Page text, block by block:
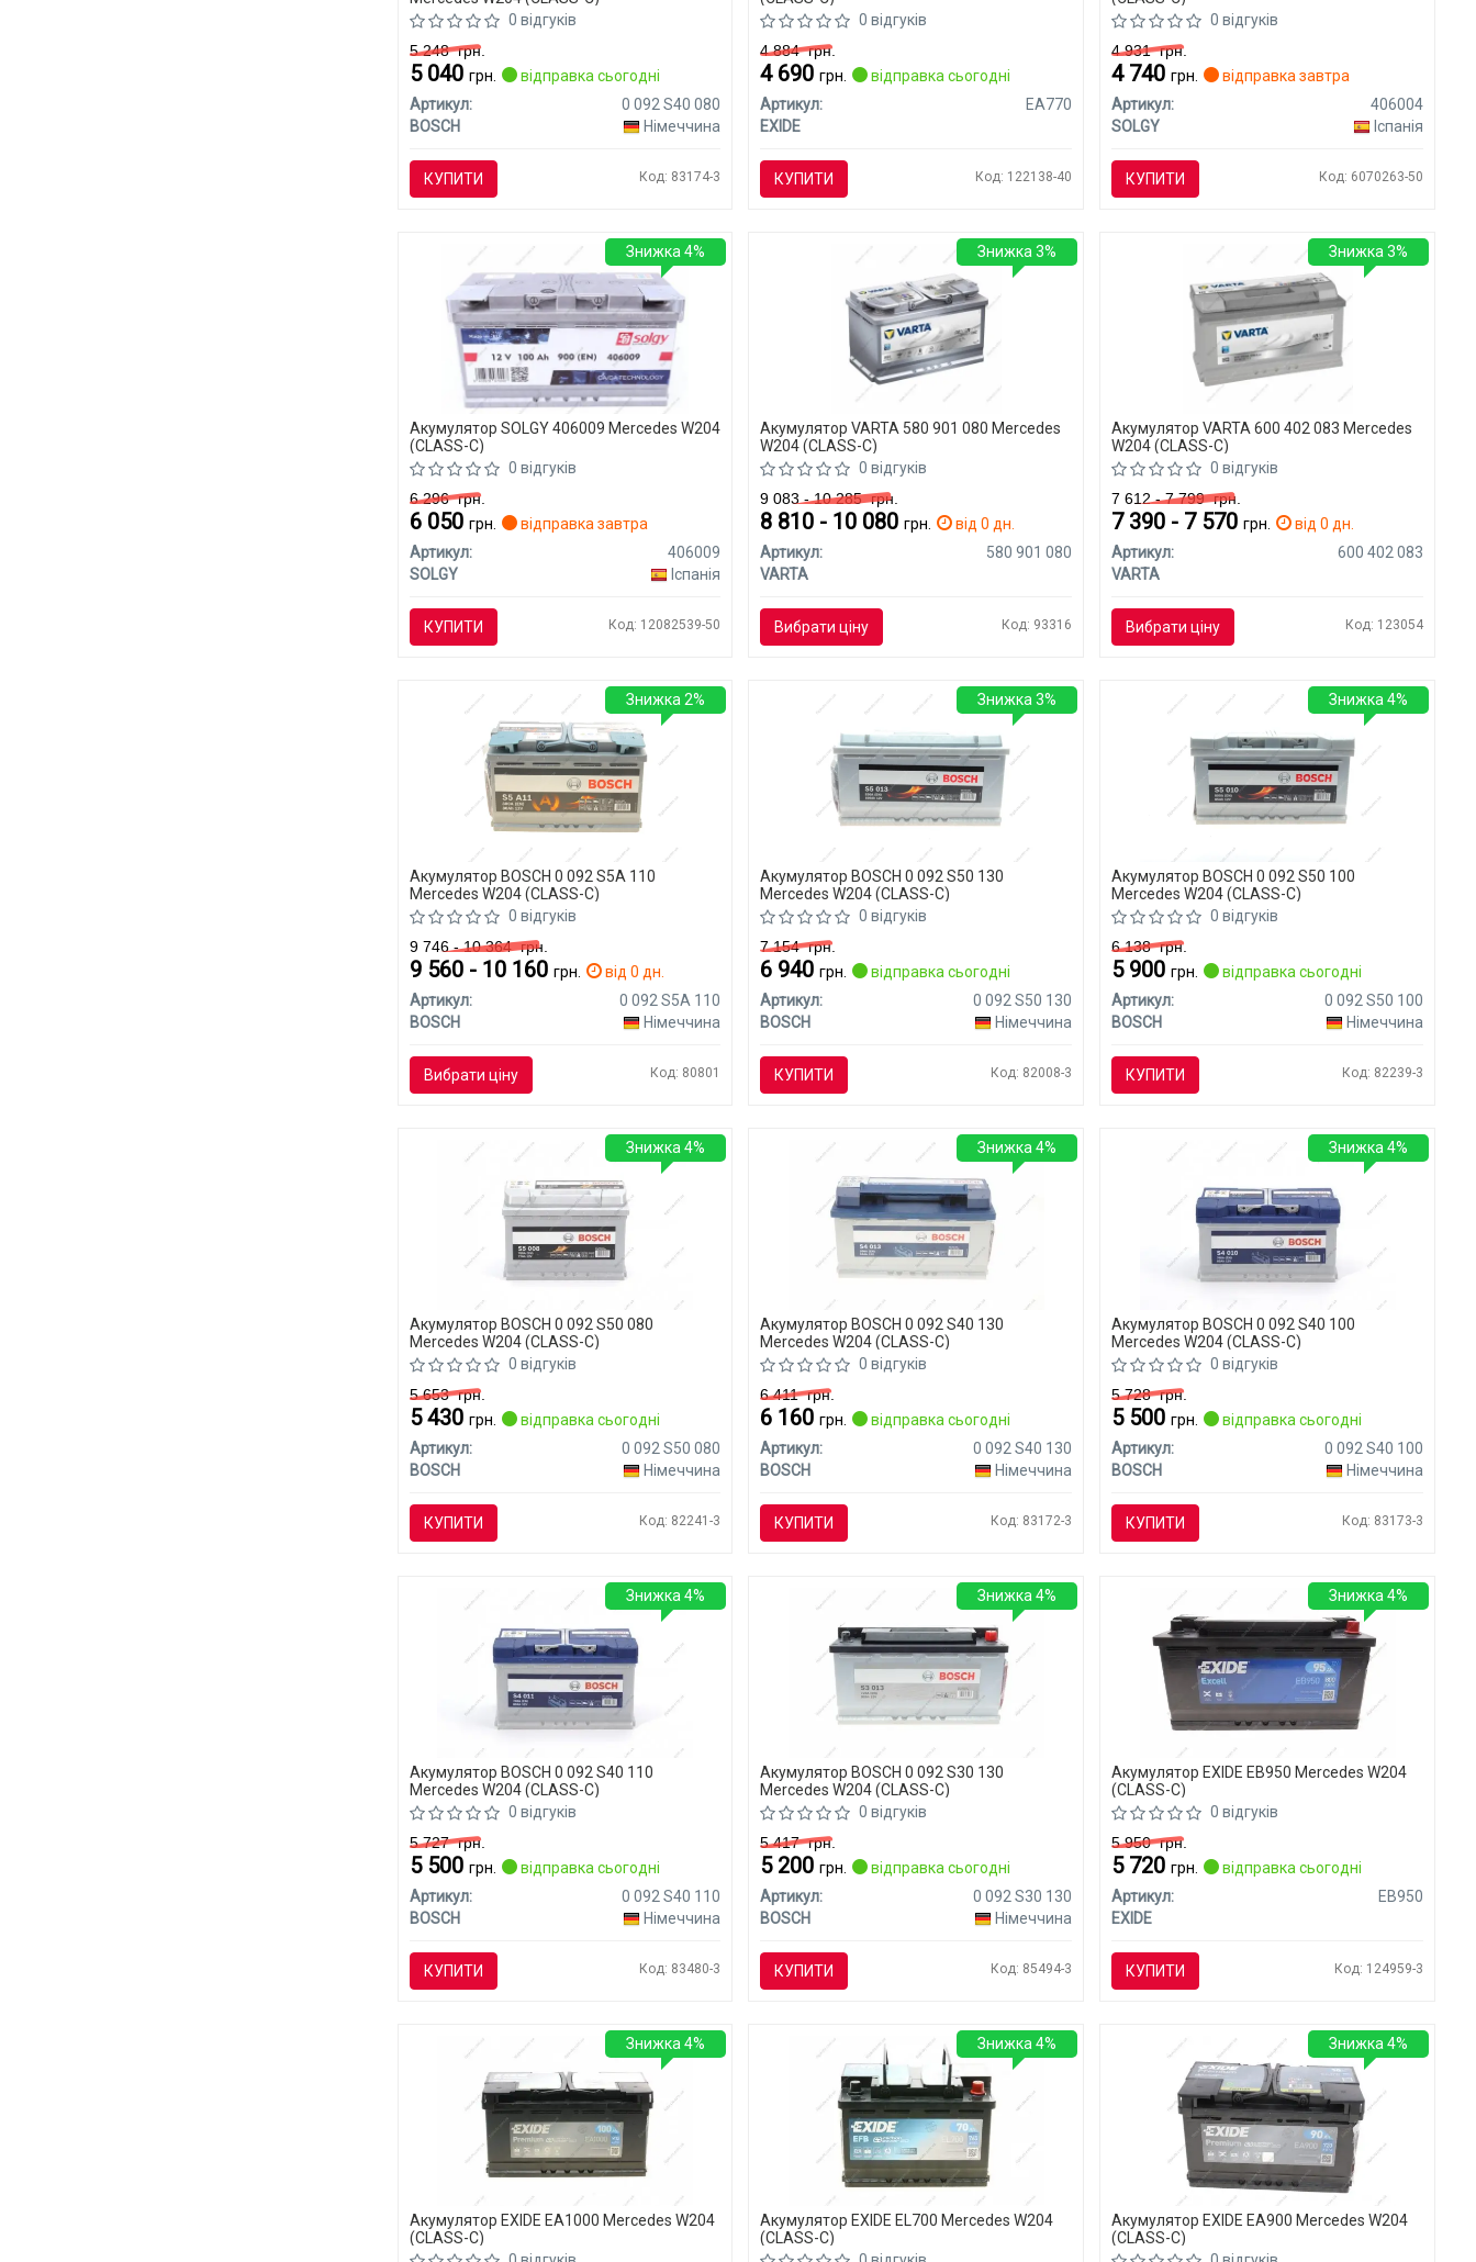
0 відгуків
5 248грн.
5 040 грн.
відправка сьогодні
Артикул:
0 092 S40 080
BOSCH
Німеччина
КУПИТИ Код: 83174-3
0 відгуків
4 884грн.
4 690грн.
відправка сьогодні
Артикул:
EA770
EXIDE
КУПИТИ Код: 122138-40
0 відгуків
4 931грн.
4 740грн.
відправка завтра
Артикул:
406004
SOLGY
Іспанія
КУПИТИ Код: 6070263-50
Акумулятор SOLGY 406009 Mercedes W204
(CLASS-C)
0 відгуків
6 296грн.
6 050 грн.
відправка завтра
Артикул:
406009
SOLGY
Іспанія
КУПИТИ Код: 12082539-50
Знижка 4%
Акумулятор VARTA 580 901 080 Mercedes
W204 (CLASS-C)
0 відгуків
9 083 - 10 285грн.
8 810 - 10 080грн.
від 0 дн.
Артикул:
580 901 080
VARTA
Вибрати ціну Код: 93316
Знижка 3%
Акумулятор VARTA 600 402 083 Mercedes
W204 (CLASS-C)
0 відгуків
7 612 - 7 799грн.
7 390 - 7 570грн.
від 0 дн.
Артикул:
600 402 083
VARTA
Вибрати ціну Код: 123054
Знижка 3%
Акумулятор BOSCH 0 092 S5A 110
Mercedes W204 (CLASS-C)
0 відгуків
9 746 - 10 364грн.
9 560 - 10 160 грн.
від 0 дн.
Артикул:
0 092 S5A 110
BOSCH
Німеччина
Вибрати ціну Код: 80801
Знижка 2%
Акумулятор BOSCH 0 092 S50 130
Mercedes W204 (CLASS-C)
0 відгуків
7 154грн.
6 940грн.
відправка сьогодні
Артикул:
0 092 S50 130
BOSCH
Німеччина
КУПИТИ Код: 82008-3
Знижка 3%
Акумулятор BOSCH 0 092 S50 100
Mercedes W204 (CLASS-C)
0 відгуків
6 138грн.
5 900грн.
відправка сьогодні
Артикул:
0 092 S50 100
BOSCH
Німеччина
КУПИТИ Код: 82239-3
Знижка 4%
Акумулятор BOSCH 0 092 S50 080
Mercedes W204 (CLASS-C)
0 відгуків
5 653грн.
5 430 грн.
відправка сьогодні
Артикул:
0 092 S50 080
BOSCH
Німеччина
КУПИТИ Код: 82241-3
Знижка 4%
Акумулятор BOSCH 0 092 S40 130
Mercedes W204 (CLASS-C)
0 відгуків
6 411грн.
6 160грн.
відправка сьогодні
Артикул:
0 092 S40 130
BOSCH
Німеччина
КУПИТИ Код: 83172-3
Знижка 4%
Акумулятор BOSCH 0 092 S40 100
Mercedes W204 (CLASS-C)
0 відгуків
5 728грн.
5 500грн.
відправка сьогодні
Артикул:
0 092 S40 100
BOSCH
Німеччина
КУПИТИ Код: 83173-3
Знижка 4%
Акумулятор BOSCH 0 092 S40 110
Mercedes W204 (CLASS-C)
0 відгуків
5 727грн.
5 500 грн.
відправка сьогодні
Артикул:
0 092 S40 110
BOSCH
Німеччина
КУПИТИ Код: 83480-3
Знижка 4%
Акумулятор BOSCH 0 092 S30 130
Mercedes W204 (CLASS-C)
0 відгуків
5 417грн.
5 200грн.
відправка сьогодні
Артикул:
0 092 S30 130
BOSCH
Німеччина
КУПИТИ Код: 85494-3
Знижка 4%
Акумулятор EXIDE EB950 Mercedes W204
(CLASS-C)
0 відгуків
5 950грн.
5 720грн.
відправка сьогодні
Артикул:
EB950
EXIDE
КУПИТИ Код: 124959-3
Знижка 4%
Акумулятор EXIDE EA1000 Mercedes W204
(CLASS-C)
Знижка 4%
Акумулятор EXIDE EL700 Mercedes W204
(CLASS-C)
Знижка 4%
Акумулятор EXIDE EA900 Mercedes W204
(CLASS-C)
Знижка 4%